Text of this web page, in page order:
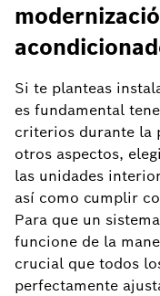
Si te planteas
es fundamental
criterios durante la
otros aspectos,
las unidades
así como cumplir
Para que un
funcione de la
crucial que todos
perfectamente